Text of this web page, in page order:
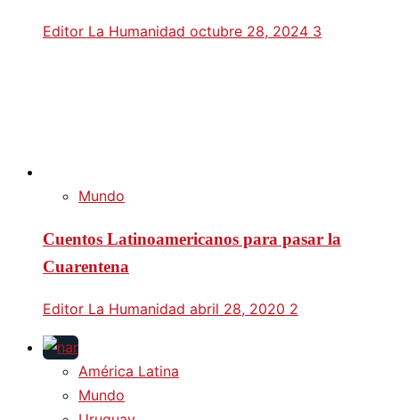
Editor La Humanidad octubre 28, 2024 3
Mundo
Cuentos Latinoamericanos para pasar la
Cuarentena
Editor La Humanidad abril 28, 2020 2
América Latina
Mundo